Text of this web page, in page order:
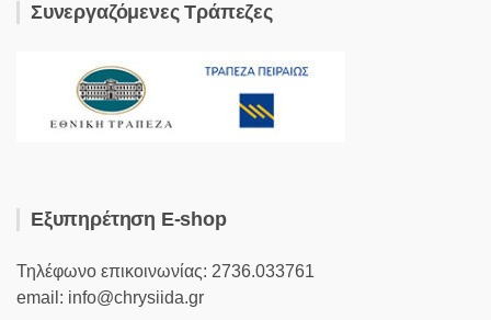
Συνεργαζόμενες Τράπεζες
Εξυπηρέτηση E-shop
Τηλέφωνο επικοινωνίας: 2736.033761
email: info@chrysiida.gr